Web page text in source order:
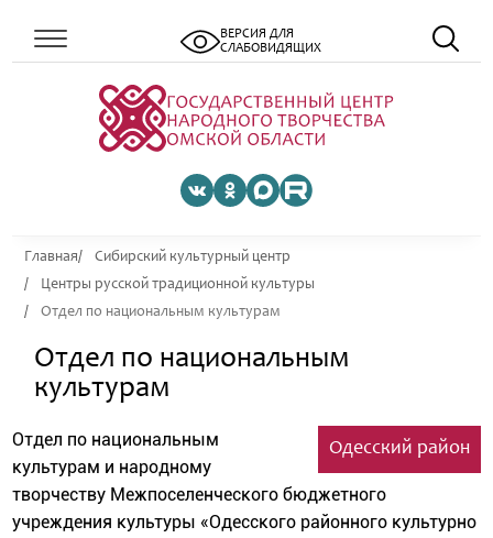
ВЕРСИЯ ДЛЯ
СЛАБОВИДЯЩИХ
Главная
Сибирский культурный центр
Центры русской традиционной культуры
Отдел по национальным культурам
Отдел по национальным
культурам
Одесский район
Отдел по национальным
культурам и народному
творчеству Межпоселенческого бюджетного
учреждения культуры «Одесского районного культурно